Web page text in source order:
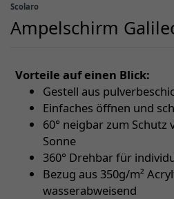
Scolaro
Ampelschirm
Vorteile auf einen Blick:
Gestell aus
Einfaches öffnen und
60° neigbar zum
Sonne
360° Drehbar für
Bezug aus 350g/m²
wasserabweisend